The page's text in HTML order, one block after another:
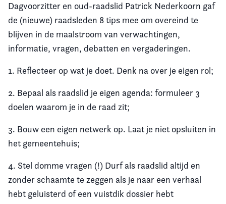
Dagvoorzitter en oud-raadslid Patrick Nederkoorn gaf
de (nieuwe) raadsleden 8 tips mee om overeind te
blijven in de maalstroom van verwachtingen,
informatie, vragen, debatten en vergaderingen.
1. Reflecteer op wat je doet. Denk na over je eigen rol;
2. Bepaal als raadslid je eigen agenda: formuleer 3
doelen waarom je in de raad zit;
3. Bouw een eigen netwerk op. Laat je niet opsluiten in
het gemeentehuis;
4. Stel domme vragen (!) Durf als raadslid altijd en
zonder schaamte te zeggen als je naar een verhaal
hebt geluisterd of een vuistdik dossier hebt